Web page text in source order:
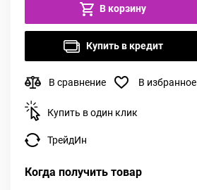
В корзину
Купить в кредит
В сравнение В избранное
Купить в один клик
ТрейдИн
Когда получить товар